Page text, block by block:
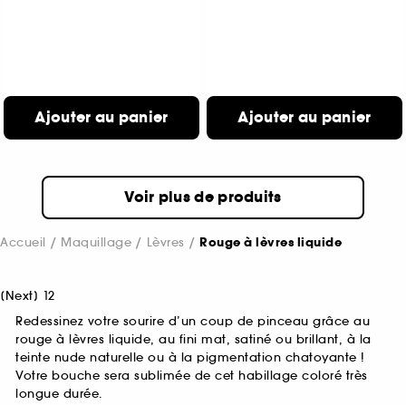
Ajouter au panier Ajouter au panier
Voir plus de produits
Accueil Maquillage Lèvres Rouge à lèvres liquide
[Next] 12
Redessinez votre sourire d’un coup de pinceau grâce au
rouge à lèvres liquide, au fini mat, satiné ou brillant, à la
teinte nude naturelle ou à la pigmentation chatoyante !
Votre bouche sera sublimée de cet habillage coloré très
longue durée.